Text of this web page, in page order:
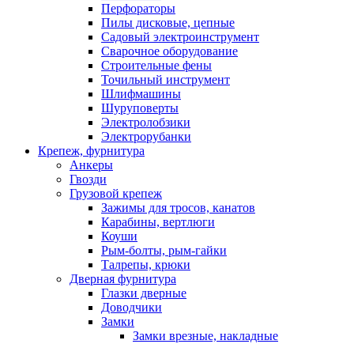
Перфораторы
Пилы дисковые, цепные
Садовый электроинструмент
Сварочное оборудование
Строительные фены
Точильный инструмент
Шлифмашины
Шуруповерты
Электролобзики
Электрорубанки
Крепеж, фурнитура
Анкеры
Гвозди
Грузовой крепеж
Зажимы для тросов, канатов
Карабины, вертлюги
Коуши
Рым-болты, рым-гайки
Талрепы, крюки
Дверная фурнитура
Глазки дверные
Доводчики
Замки
Замки врезные, накладные